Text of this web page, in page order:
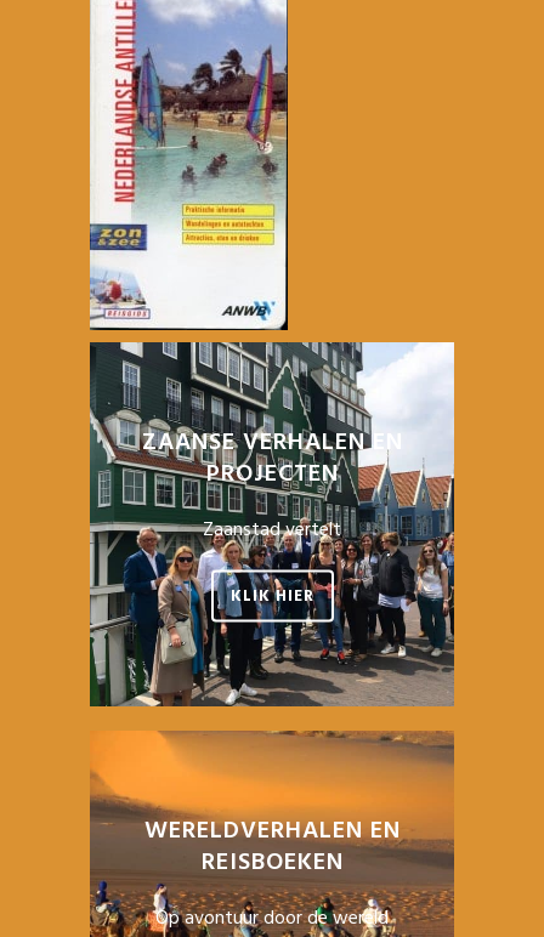
ZAANSE VERHALEN EN
PROJECTEN
Zaanstad vertelt
KLIK HIER
WERELDVERHALEN EN
REISBOEKEN
Op avontuur door de wereld